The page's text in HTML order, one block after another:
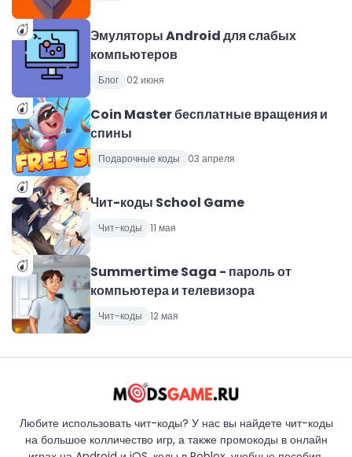
Эмуляторы Android для слабых
компьютеров
Блог 02 июня
Coin Master бесплатные вращения и
спины
Подарочные коды 03 апреля
Чит-коды School Game
Чит-коды 11 мая
Summertime Saga - пароль от
компьютера и телевизора
Чит-коды 12 мая
Любите использовать чит-коды? У нас вы найдете чит-коды
на большое колличество игр, а также промокоды в онлайн